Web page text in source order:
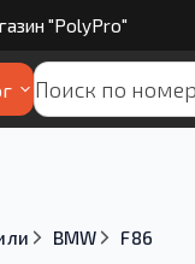
"PolyPro"
BMW F86